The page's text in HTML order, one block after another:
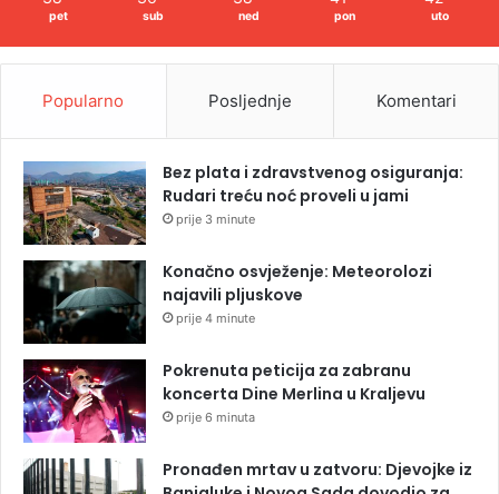
pet sub ned pon uto
Popularno Posljednje Komentari
Bez plata i zdravstvenog osiguranja:
Rudari treću noć proveli u jami
prije 3 minute
Konačno osvježenje: Meteorolozi
najavili pljuskove
prije 4 minute
Pokrenuta peticija za zabranu
koncerta Dine Merlina u Kraljevu
prije 6 minuta
Pronađen mrtav u zatvoru: Djevojke iz